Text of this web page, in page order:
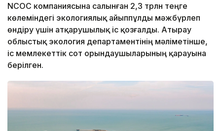
NCOC компаниясына салынған 2,3 трлн теңге
көлеміндегі экологиялық айыппұлды мәжбүрлеп
өндіру үшін атқарушылық іс қозғалды. Атырау
облыстық экология департаментінің мәліметінше,
іс мемлекеттік сот орындаушыларының қарауына
берілген.